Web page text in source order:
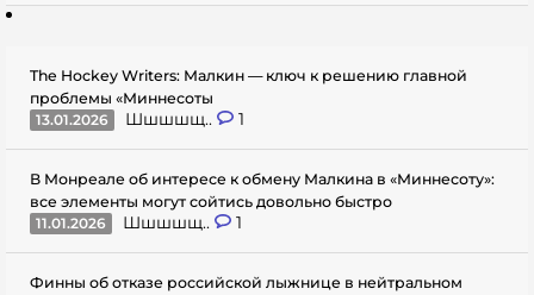
The Hockey Writers: Малкин — ключ к решению главной
проблемы «Миннесоты
13.01.2026
Шшшшщ.. 1
В Монреале об интересе к обмену Малкина в «Миннесоту»:
все элементы могут сойтись довольно быстро
11.01.2026
Шшшшщ.. 1
Финны об отказе российской лыжнице в нейтральном